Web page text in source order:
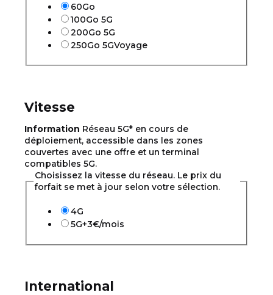
60Go
100Go 5G
200Go 5G
250Go 5GVoyage
Vitesse
Information Réseau 5G* en cours de
déploiement, accessible dans les zones
couvertes avec une offre et un terminal
compatibles 5G.
Choisissez la vitesse du réseau. Le prix du
forfait se met à jour selon votre sélection.
4G
5G+3€/mois
International